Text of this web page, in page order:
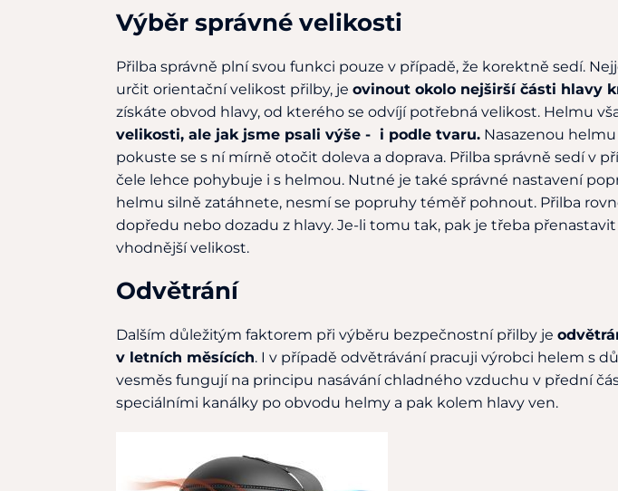
Výběr správné velikosti
Přilba správně plní svou funkci pouze v případě, že korektně sedí.
určit orientační velikost přilby, je ovinout okolo nejširší části hlavy
získáte obvod hlavy, od kterého se odvíjí potřebná velikost. Helmu
velikosti, ale jak jsme psali výše - i podle tvaru. Nasazenou
pokuste se s ní mírně otočit doleva a doprava. Přilba správně sedí v
čele lehce pohybuje i s helmou. Nutné je také správné nastavení
helmu silně zatáhnete, nesmí se popruhy téměř pohnout. Přilba
dopředu nebo dozadu z hlavy. Je-li tomu tak, pak je třeba
vhodnější velikost.
Odvětrání
Dalším důležitým faktorem při výběru bezpečnostní přilby je
v letních měsících. I v případě odvětrávání pracuji výrobci helem s
vesměs fungují na principu nasávání chladného vzduchu v přední
speciálními kanálky po obvodu helmy a pak kolem hlavy ven.